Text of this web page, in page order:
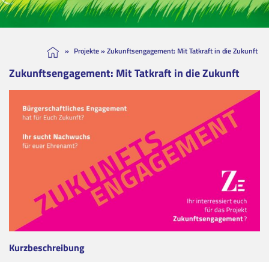
» Projekte»Zukunftsengagement: Mit Tatkraft in die Zukunft
Zukunftsengagement: Mit Tatkraft in die Zukunft
Kurzbeschreibung